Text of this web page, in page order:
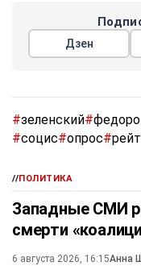
Дзен
#зеленский#
#социс#опрос#
//ПОЛИТИКА
Западные СМИ
смерти
6 августа 2026, 16:15Анна